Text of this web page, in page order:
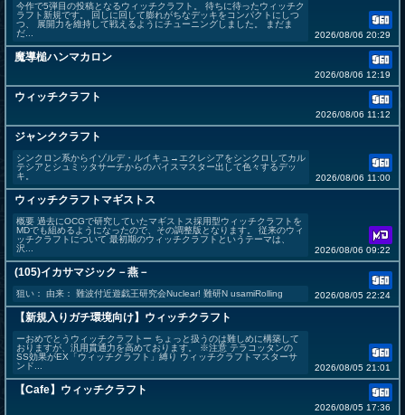
今作で5弾目の投稿となるウィッチクラフト。 待ちに待ったウィッチク
ラフト新規です。 回しに回して膨れがちなデッキをコンパクトにしつ
つ、 展開力を維持して戦えるようにチューニングしました。 まだま
だ...
2026/08/06 20:29
魔導槌ハンマカロン
2026/08/06 12:19
ウィッチクラフト
2026/08/06 11:12
ジャンククラフト
シンクロン系からイゾルデ・ルイキュ→エクレシアをシンクロしてカル
テシアとシュミッタサーチからのバイスマスター出して色々するデッ
キ。
2026/08/06 11:00
ウィッチクラフトマギストス
概要 過去にOCGで研究していたマギストス採用型ウィッチクラフトを
MDでも組めるようになったので、その調整版となります。 従来のウィ
ッチクラフトについて 最初期のウィッチクラフトというテーマは、
沢...
2026/08/06 09:22
(105)イカサマジック－燕－
狙い： 由来： 難波付近遊戯王研究会Nuclear! 難研N usamiRolling 2026/08/05 22:24
【新規入りガチ環境向け】ウィッチクラフト
ーおめでとうウィッチクラフトー ちょっと扱うのは難しめに構築して
おりますが、汎用貫通力を高めております。 ※注意 テラコッタンの
SS効果がEX「ウィッチクラフト」縛り ウィッチクラフトマスターサ
ンド...
2026/08/05 21:01
【Cafe】ウィッチクラフト
2026/08/05 17:36